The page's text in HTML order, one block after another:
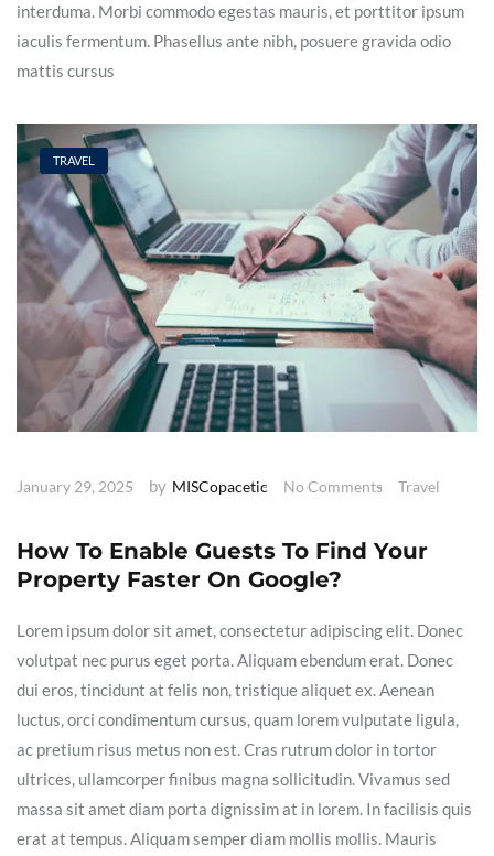
interduma. Morbi commodo egestas mauris, et porttitor ipsum
iaculis fermentum. Phasellus ante nibh, posuere gravida odio
mattis cursus
TRAVEL
January 29, 2025 by MISCopacetic No Comments Travel
How To Enable Guests To Find Your
Property Faster On Google?
Lorem ipsum dolor sit amet, consectetur adipiscing elit. Donec
volutpat nec purus eget porta. Aliquam ebendum erat. Donec
dui eros, tincidunt at felis non, tristique aliquet ex. Aenean
luctus, orci condimentum cursus, quam lorem vulputate ligula,
ac pretium risus metus non est. Cras rutrum dolor in tortor
ultrices, ullamcorper finibus magna sollicitudin. Vivamus sed
massa sit amet diam porta dignissim at in lorem. In facilisis quis
erat at tempus. Aliquam semper diam mollis mollis. Mauris